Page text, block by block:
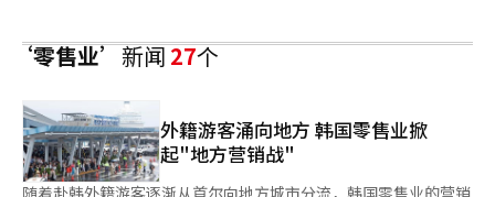
‘零售业’新闻27个
外籍游客涌向地方 韩国零售业掀
起"地方营销战"
随着赴韩外籍游客逐渐从首尔向地方城市分流，韩国零售业的营销